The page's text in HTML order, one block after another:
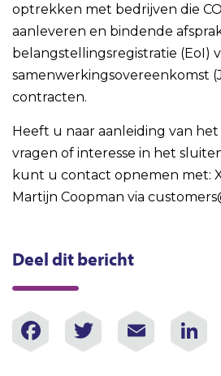
optrekken met bedrijven die CO
aanleveren en bindende
belangstellingsregistratie (EoI)
samenwerkingsovereenkomst
contracten.
Heeft u naar aanleiding van
vragen of interesse in het
kunt u contact opnemen met:
Martijn Coopman via
Deel dit bericht
Facebook
TwitterEmail